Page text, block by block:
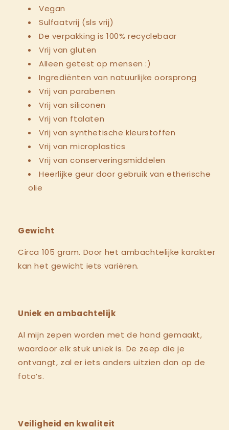
Vegan
Sulfaatvrij (sls vrij)
De verpakking is 100% recyclebaar
Vrij van gluten
Alleen getest op mensen :)
Ingrediënten van natuurlijke oorsprong
Vrij van parabenen
Vrij van siliconen
Vrij van ftalaten
Vrij van synthetische kleurstoffen
Vrij van microplastics
Vrij van conserveringsmiddelen
Heerlijke geur door gebruik van etherische
olie
Gewicht
Circa 105 gram. Door het ambachtelijke karakter
kan het gewicht iets variëren.
Uniek en ambachtelijk
Al mijn zepen worden met de hand gemaakt,
waardoor elk stuk uniek is. De zeep die je
ontvangt, zal er iets anders uitzien dan op de
foto’s.
Veiligheid en kwaliteit